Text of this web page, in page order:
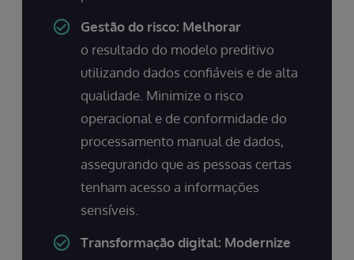
Gestão do risco: Melhorar
o resultado do modelo preditivo
utilizando dados confiáveis e de alta
qualidade. Minimize o risco
operacional e de conformidade do
processamento manual de dados,
assegurando que as pessoas certas
tenham acesso a informações
sensíveis.
Transformação digital: Modernize